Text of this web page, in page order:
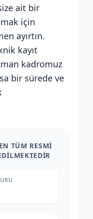
ait bir
için
ayırtın.
kayıt
kadromuz
bir sürede ve
TÜM RESMİ